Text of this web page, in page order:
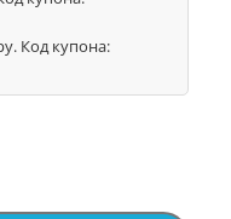
Код купона: